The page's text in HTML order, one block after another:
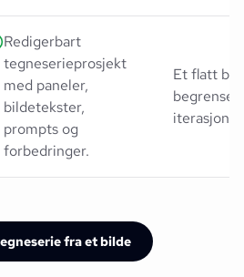
Redigerbart
tegneserieprosjekt
med paneler,
bildetekster,
prompts og
forbedringer.
Et flatt
fra et bilde